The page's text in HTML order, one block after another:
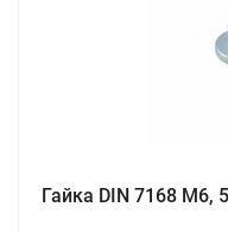
Гайка DIN 7168 М6,